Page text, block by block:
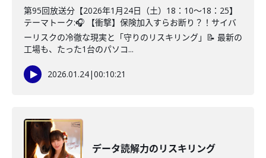
第95回放送分【2026年1月24日（土）18：10～18：25】
テーマトーク:🎧 【衝撃】保険加入すらお断り？！サイバ
ーリスクの冷徹な現実と「守りのリスキリング」📝 最新の
工場も、たった1台のパソコ...
2026.01.24|00:10:21
データ読解力のリスキリング